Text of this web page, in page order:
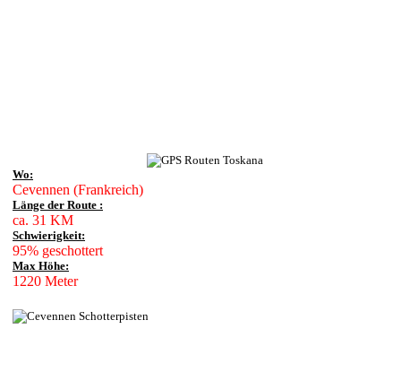
Wo:
Cevennen (Frankreich)
Länge der Route :
ca. 31 KM
Schwierigkeit:
95% geschottert
Max Höhe:
1220 Meter